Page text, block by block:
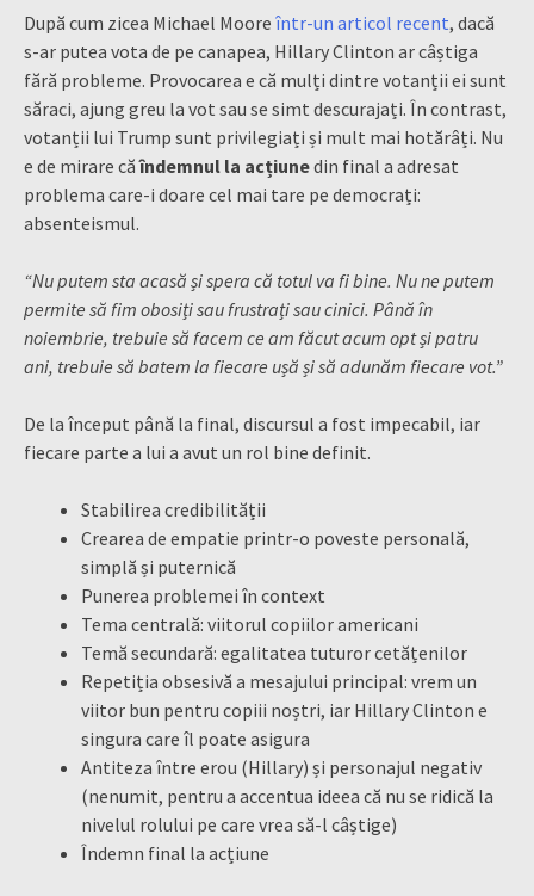
După cum zicea Michael Moore într-un articol recent, dacă
s-ar putea vota de pe canapea, Hillary Clinton ar câștiga
fără probleme. Provocarea e că mulți dintre votanții ei sunt
săraci, ajung greu la vot sau se simt descurajați. În contrast,
votanții lui Trump sunt privilegiați și mult mai hotărâți. Nu
e de mirare căîndemnul la acțiunedin final a adresat
problema care-i doare cel mai tare pe democrați:
absenteismul.
“Nu putem sta acasă și spera că totul va fi bine. Nu ne putem
permite să fim obosiți sau frustrați sau cinici. Până în
noiembrie, trebuie să facem ce am făcut acum opt și patru
ani, trebuie să batem la fiecare ușă și să adunăm fiecare vot.”
De la început până la final, discursul a fost impecabil, iar
fiecare parte a lui a avut un rol bine definit.
Stabilirea credibilității
Crearea de empatie printr-o poveste personală,
simplă și puternică
Punerea problemei în context
Tema centrală: viitorul copiilor americani
Temă secundară: egalitatea tuturor cetățenilor
Repetiția obsesivă a mesajului principal: vrem un
viitor bun pentru copiii noștri, iar Hillary Clinton e
singura care îl poate asigura
Antiteza între erou (Hillary) și personajul negativ
(nenumit, pentru a accentua ideea că nu se ridică la
nivelul rolului pe care vrea să-l câștige)
Îndemn final la acțiune